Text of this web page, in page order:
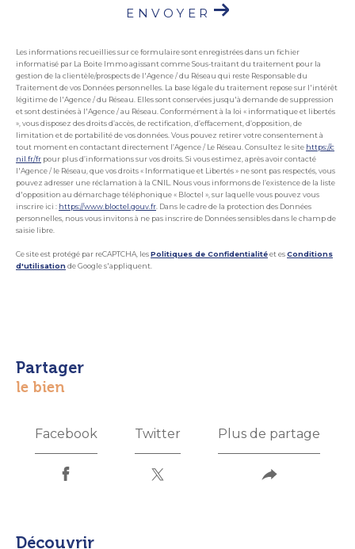
ENVOYER
Les informations recueillies sur ce formulaire sont enregistrées dans un fichier
informatisé par La Boite Immo agissant comme Sous-traitant du traitement pour la
gestion de la clientèle/prospects de l'Agence / du Réseau qui reste Responsable du
Traitement de vos Données personnelles. La base légale du traitement repose sur l'intérêt
légitime de l'Agence / du Réseau. Elles sont conservées jusqu'à demande de suppression
et sont destinées à l'Agence / au Réseau. Conformément à la loi « informatique et libertés
», vous disposez des droits d’accès, de rectification, d’effacement, d’opposition, de
limitation et de portabilité de vos données. Vous pouvez retirer votre consentement à
tout moment en contactant directement l’Agence / Le Réseau. Consultez le site https://c
nil.fr/fr pour plus d’informations sur vos droits. Si vous estimez, après avoir contacté
l'Agence / le Réseau, que vos droits « Informatique et Libertés » ne sont pas respectés, vous
pouvez adresser une réclamation à la CNIL. Nous vous informons de l’existence de la liste
d'opposition au démarchage téléphonique « Bloctel », sur laquelle vous pouvez vous
inscrire ici : https://www.bloctel.gouv.fr . Dans le cadre de la protection des Données
personnelles, nous vous invitons à ne pas inscrire de Données sensibles dans le champ de
saisie libre.
Ce site est protégé par reCAPTCHA, lesPolitiques de Confidentialitéet esConditions
d'utilisationde Google s'appliquent.
partager
le bien
Facebook Twitter Plus de partage
découvrir